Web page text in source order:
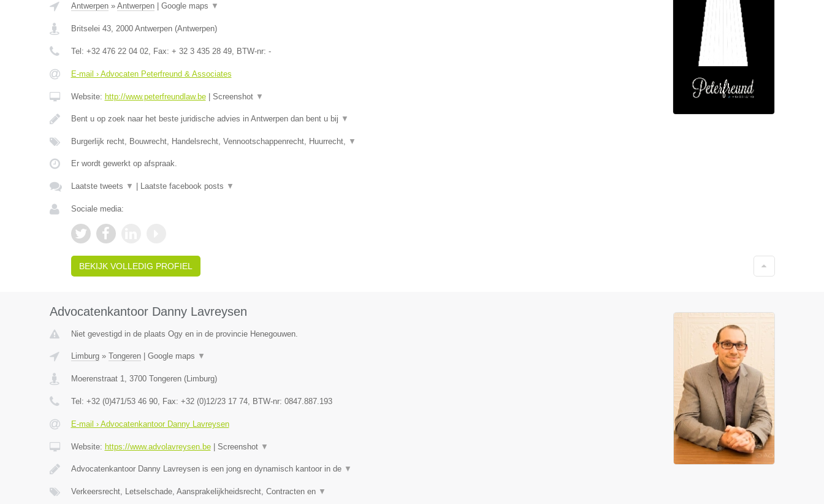
Antwerpen» Antwerpen| Google maps ▼
Britselei 43, 2000 Antwerpen(Antwerpen)
Tel: +32 476 22 04 02, Fax: + 32 3 435 28 49, BTW-nr: -
E-mail › Advocaten Peterfreund & Associates
Website: http://www.peterfreundlaw.be| Screenshot ▼
Bent u op zoek naar het beste juridische advies in Antwerpen dan bent u bij ▼
Burgerlijk recht, Bouwrecht, Handelsrecht, Vennootschappenrecht, Huurrecht, ▼
Er wordt gewerkt op afspraak.
Laatste tweets ▼ Laatste facebook posts ▼
Sociale media:
BEKIJK VOLLEDIG PROFIEL
Advocatenkantoor Danny Lavreysen
Niet gevestigd in de plaats Ogy en in de provincie Henegouwen.
Limburg» Tongeren| Google maps ▼
Moerenstraat 1, 3700 Tongeren(Limburg)
Tel: +32 (0)471/53 46 90, Fax: +32 (0)12/23 17 74, BTW-nr: 0847.887.193
E-mail › Advocatenkantoor Danny Lavreysen
Website: https://www.advolavreysen.be| Screenshot ▼
Advocatenkantoor Danny Lavreysen is een jong en dynamisch kantoor in de ▼
Verkeersrecht, Letselschade, Aansprakelijkheidsrecht, Contracten en ▼